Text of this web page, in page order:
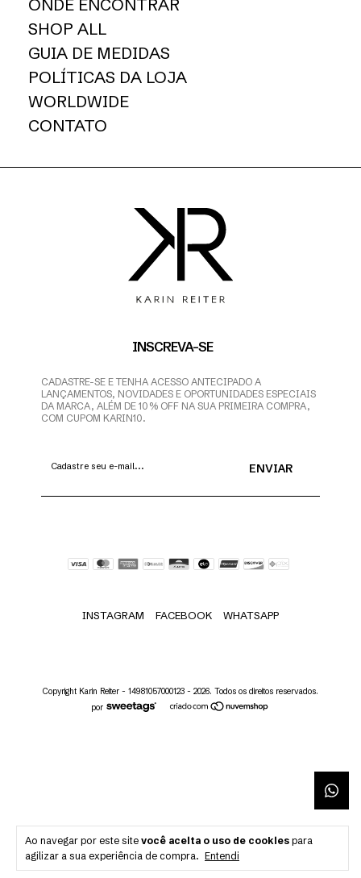
Ao navegar por este site você aceita o uso de cookies para
agilizar a sua experiência de compra. Entendi
ONDE ENCONTRAR
SHOP ALL
GUIA DE MEDIDAS
POLÍTICAS DA LOJA
WORLDWIDE
CONTATO
INSCREVA-SE
CADASTRE-SE E TENHA ACESSO ANTECIPADO A
LANÇAMENTOS, NOVIDADES E OPORTUNIDADES ESPECIAIS
DA MARCA, ALÉM DE 10% OFF NA SUA PRIMEIRA COMPRA,
COM CUPOM KARIN10.
INSTAGRAM FACEBOOK WHATSAPP
Copyright Karin Reiter - 14981057000123 - 2026. Todos os direitos reservados.
por